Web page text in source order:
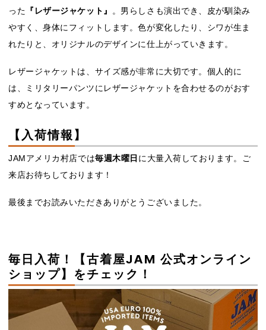
った 『レザージャケット』 。男らしさも演出でき、皮が馴染み
やすく、身体にフィットします。色が変化したり、シワが生ま
れたりと、オリジナルのデザインに仕上がっていきます。
レザージャケットは、サイズ感が非常に大切です。個人的に
は、ミリタリーパンツにレザージャケットを合わせるのがおす
すめとなっています。
【入荷情報】
JAMアメリカ村店では毎週木曜日 に大量入荷しております。ご
来店お待ちしております！
最後までお読みいただきありがとうございました。
毎日入荷！【古着屋JAM 公式オンライン
ショップ】をチェック！